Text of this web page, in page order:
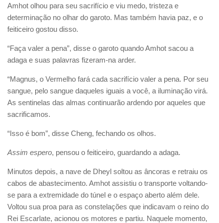
Amhot olhou para seu sacrifício e viu medo, tristeza e
determinação no olhar do garoto. Mas também havia paz, e o
feiticeiro gostou disso.
“Faça valer a pena”, disse o garoto quando Amhot sacou a
adaga e suas palavras fizeram-na arder.
“Magnus, o Vermelho fará cada sacrifício valer a pena. Por seu
sangue, pelo sangue daqueles iguais a você, a iluminação virá.
As sentinelas das almas continuarão ardendo por aqueles que
sacrificamos.
“Isso é bom”, disse Cheng, fechando os olhos.
Assim espero, pensou o feiticeiro, guardando a adaga.
Minutos depois, a nave de Dheyl soltou as âncoras e retraiu os
cabos de abastecimento. Amhot assistiu o transporte voltando-
se para a extremidade do túnel e o espaço aberto além dele.
Voltou sua proa para as constelações que indicavam o reino do
Rei Escarlate, acionou os motores e partiu. Naquele momento,